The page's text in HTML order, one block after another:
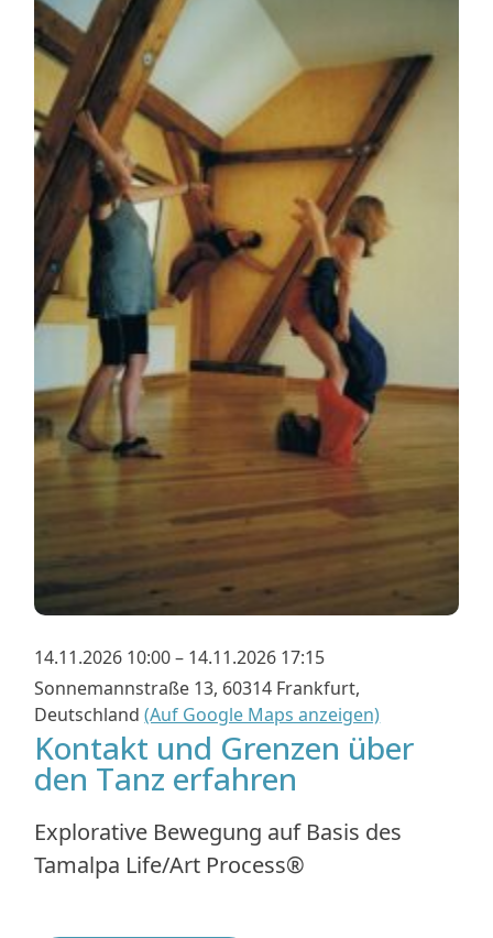
14.11.2026 10:00 – 14.11.2026 17:15
Sonnemannstraße 13, 60314 Frankfurt,
Deutschland(Auf Google Maps anzeigen)
Kontakt und Grenzen über
den Tanz erfahren
Explorative Bewegung auf Basis des
Tamalpa Life/Art Process®